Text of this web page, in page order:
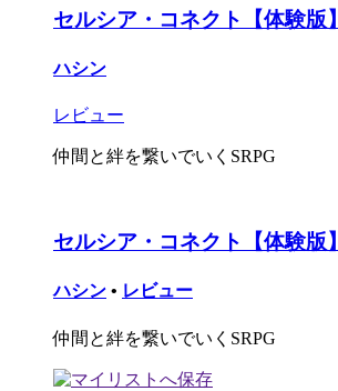
セルシア・コネクト【体験版】
ハシン
レビュー
仲間と絆を繋いでいくSRPG
セルシア・コネクト【体験版】
ハシン • レビュー
仲間と絆を繋いでいくSRPG